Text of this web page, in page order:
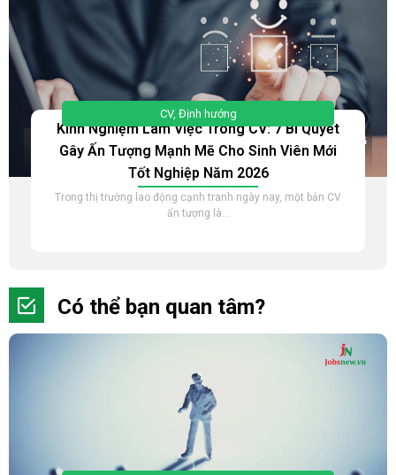
CV, Định hướng
Kinh Nghiệm Làm Việc Trong CV: 7 Bí Quyết
Gây Ấn Tượng Mạnh Mẽ Cho Sinh Viên Mới
Tốt Nghiệp Năm 2026
Trong thị trường lao động cạnh tranh ngày nay, một bản CV
ấn tượng là...
Có thể bạn quan tâm?